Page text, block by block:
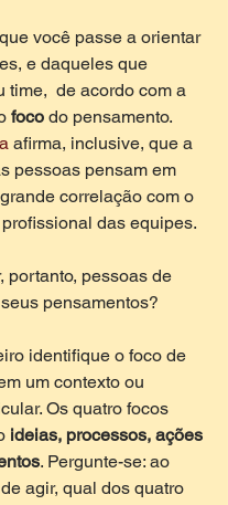
você passe a orientar
e daqueles que
time,  de acordo com a
foco do pensamento.
afirma, inclusive, que a
pessoas pensam em
correlação com o
das equipes.
portanto, pessoas de
pensamentos?
identifique o foco de
um contexto ou
Os quatro focos
ideias, processos, ações
. Pergunte-se: ao
agir, qual dos quatro